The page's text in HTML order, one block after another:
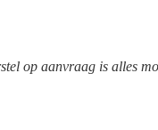
op aanvraag is alles